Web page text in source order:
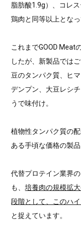
脂肪酸1.9g）、コレ
鶏肉と同等以上となっ
これまでGOOD Meat
したが、新製品では
豆のタンパク質、ヒ
デンプン、大豆レシ
うで味付け。
植物性タンパク質の
ある手頃な価格の製
代替プロテイン業界
も、培養肉の規模拡
段階として、このハ
と捉えています。